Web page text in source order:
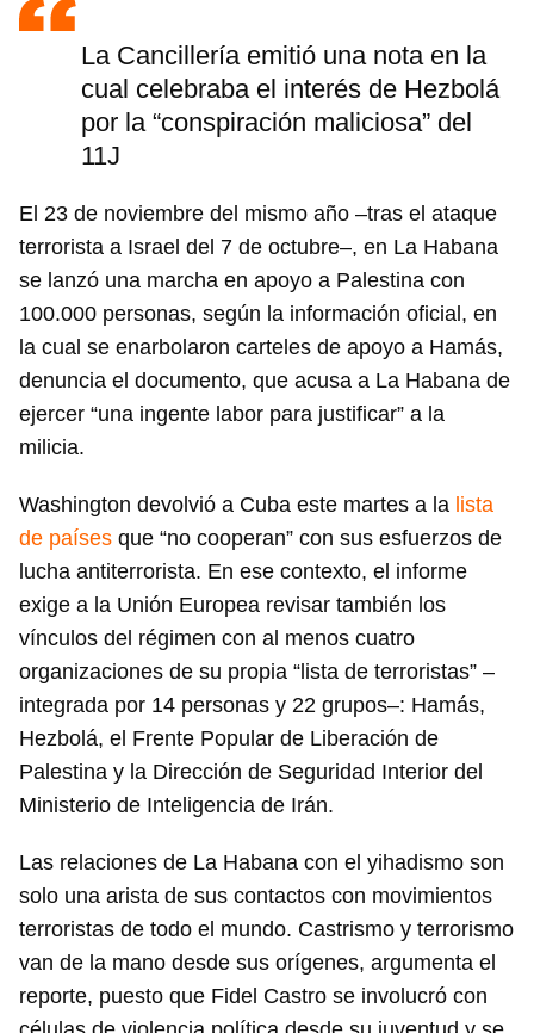
La Cancillería emitió una nota en la
cual celebraba el interés de Hezbolá
por la “conspiración maliciosa” del
11J
El 23 de noviembre del mismo año –tras el ataque
terrorista a Israel del 7 de octubre–, en La Habana
se lanzó una marcha en apoyo a Palestina con
100.000 personas, según la información oficial, en
la cual se enarbolaron carteles de apoyo a Hamás,
denuncia el documento, que acusa a La Habana de
ejercer “una ingente labor para justificar” a la
milicia.
Washington devolvió a Cuba este martes a la lista
de países que “no cooperan” con sus esfuerzos de
lucha antiterrorista. En ese contexto, el informe
exige a la Unión Europea revisar también los
vínculos del régimen con al menos cuatro
organizaciones de su propia “lista de terroristas” –
integrada por 14 personas y 22 grupos–: Hamás,
Hezbolá, el Frente Popular de Liberación de
Palestina y la Dirección de Seguridad Interior del
Ministerio de Inteligencia de Irán.
Las relaciones de La Habana con el yihadismo son
solo una arista de sus contactos con movimientos
terroristas de todo el mundo. Castrismo y terrorismo
van de la mano desde sus orígenes, argumenta el
reporte, puesto que Fidel Castro se involucró con